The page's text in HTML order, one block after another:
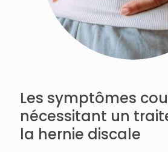
Les symptômes
nécessitant un
la hernie discale